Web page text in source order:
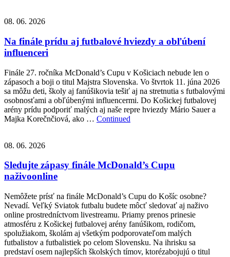
08. 06. 2026
Na finále prídu aj futbalové hviezdy a obľúbení
influenceri
Finále 27. ročníka McDonald’s Cupu v Košiciach nebude len o
zápasoch a boji o titul Majstra Slovenska. Vo štvrtok 11. júna 2026
sa môžu deti, školy aj fanúšikovia tešiť aj na stretnutia s futbalovými
osobnosťami a obľúbenými influencermi. Do Košickej futbalovej
arény prídu podporiť malých aj naše repre hviezdy Mário Sauer a
Majka Korečnčiová, ako … Continued
08. 06. 2026
Sledujte zápasy finále McDonald’s Cupu
naživoonline
Nemôžete prísť na finále McDonald’s Cupu do Košíc osobne?
Nevadí. Veľký Sviatok futbalu budete môcť sledovať aj naživo
online prostredníctvom livestreamu. Priamy prenos prinesie
atmosféru z Košickej futbalovej arény fanúšikom, rodičom,
spolužiakom, školám aj všetkým podporovateľom malých
futbalistov a futbalistiek po celom Slovensku. Na ihrisku sa
predstaví osem najlepších školských tímov, ktorézabojujú o titul